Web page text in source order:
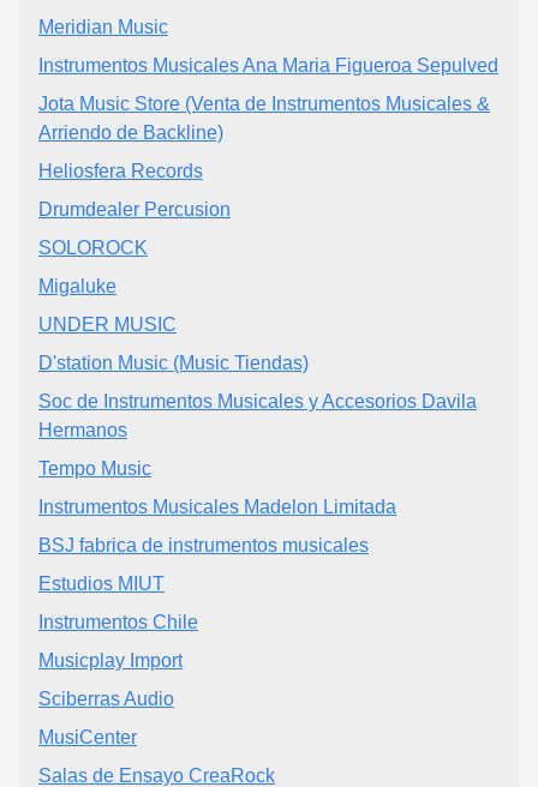
Meridian Music
Instrumentos Musicales Ana Maria Figueroa Sepulved
Jota Music Store (Venta de Instrumentos Musicales &
Arriendo de Backline)
Heliosfera Records
Drumdealer Percusion
SOLOROCK
Migaluke
UNDER MUSIC
D'station Music (Music Tiendas)
Soc de Instrumentos Musicales y Accesorios Davila
Hermanos
Tempo Music
Instrumentos Musicales Madelon Limitada
BSJ fabrica de instrumentos musicales
Estudios MIUT
Instrumentos Chile
Musicplay Import
Sciberras Audio
MusiCenter
Salas de Ensayo CreaRock